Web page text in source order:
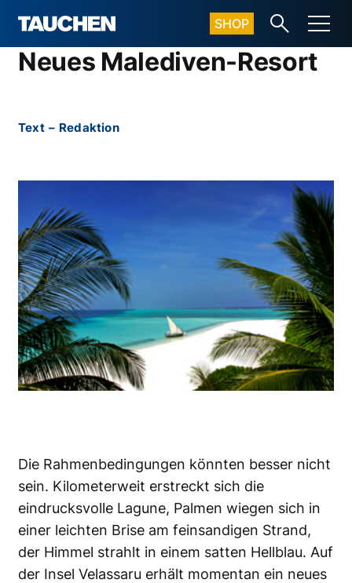
SHOP
Neues Malediven-Resort
Text – Redaktion
Die Rahmenbedingungen könnten besser nicht
sein. Kilometerweit erstreckt sich die
eindrucksvolle Lagune, Palmen wiegen sich in
einer leichten Brise am feinsandigen Strand,
der Himmel strahlt in einem satten Hellblau. Auf
der Insel Velassaru erhält momentan ein neues